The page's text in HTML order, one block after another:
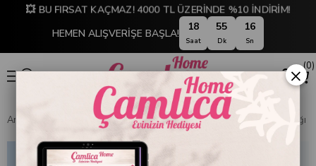
💥 BU FIRSAT KAÇMAZ! 4000 TL ÜZERİNDE %10 İNDİRİM!
HEMEN ALIŞVERİŞE BAŞLA!
18
Saat
55
Dk
15
Sn
0
Anasayfa EMAYE DÜNYASI Tabaklar Emayra Emaye Servis Tabağı 26
×